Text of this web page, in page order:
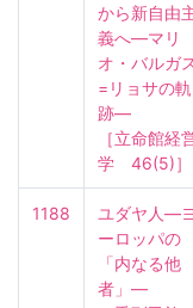
から新自由
義へ―マリ
オ・バルガ
=リョサの軌
跡―
［立命館経
学　46(5)］
1188
ユダヤ人―
ーロッパの
「内なる他
者」―